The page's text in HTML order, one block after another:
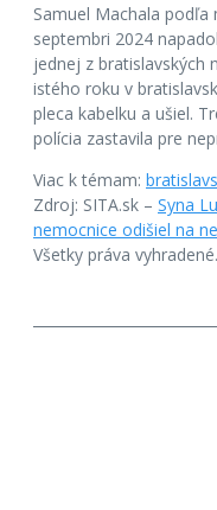
Samuel Machala
septembri 2024
jednej z bratislavských
istého roku v
pleca kabelku a ušiel.
polícia zastavila pre
Viac k témam:
Zdroj: SITA.sk – Syna
nemocnice odišiel na
Všetky práva vyhradené.